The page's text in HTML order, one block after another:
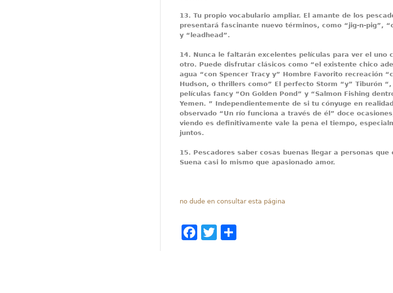
13. Tu propio vocabulario ampliar. El amante de los
presentará fascinante nuevo términos, como “jig-n-pig”,
y “leadhead”.
14. Nunca le faltarán excelentes películas para ver el uno
otro. Puede disfrutar clásicos como “el existente chico
agua “con Spencer Tracy y” Hombre Favorito recreación
Hudson, o thrillers como” El perfecto Storm “y” Tiburón “,
películas fancy “On Golden Pond” y “Salmon Fishing
Yemen. ” Independientemente de si tu cónyuge en realidad
observado “Un río funciona a través de él” doce
viendo es definitivamente vale la pena el tiempo,
juntos.
15. Pescadores saber cosas buenas llegar a personas que
Suena casi lo mismo que apasionado amor.
no dude en consultar esta página
Facebook
Twitter